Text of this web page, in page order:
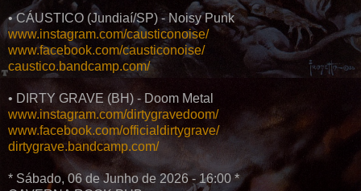
• CÁUSTICO (Jundiaí/SP) - Noisy Punk
www.instagram.com/causticonoise/
www.facebook.com/causticonoise/
caustico.bandcamp.com/
• DIRTY GRAVE (BH) - Doom Metal
www.instagram.com/dirtygravedoom/
www.facebook.com/officialdirtygrave/
dirtygrave.bandcamp.com/
* Sábado, 06 de Junho de 2026 - 16:00 *